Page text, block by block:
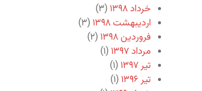
خرداد ۱۳۹۸
(۳)
اردیبهشت ۱۳۹۸
(۳)
فروردین ۱۳۹۸
(۲)
مرداد ۱۳۹۷
(۱)
تیر ۱۳۹۷
(۱)
تیر ۱۳۹۶
(۱)